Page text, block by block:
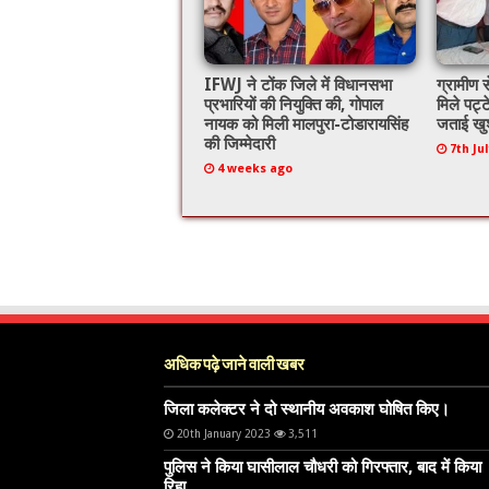
IFWJ ने टोंक जिले में विधानसभा
प्रभारियों की नियुक्ति की, गोपाल
नायक को मिली मालपुरा-टोडारायसिंह
की जिम्मेदारी
4 weeks ago
ग्रामीण
मिले
जताई
7th
अधिक पढ़े जाने वाली खबर
जिला कलेक्टर ने दो स्थानीय अवकाश घोषित किए।
20th January 2023 3,511
पुलिस ने किया घासीलाल चौधरी को गिरफ्तार, बाद में किया